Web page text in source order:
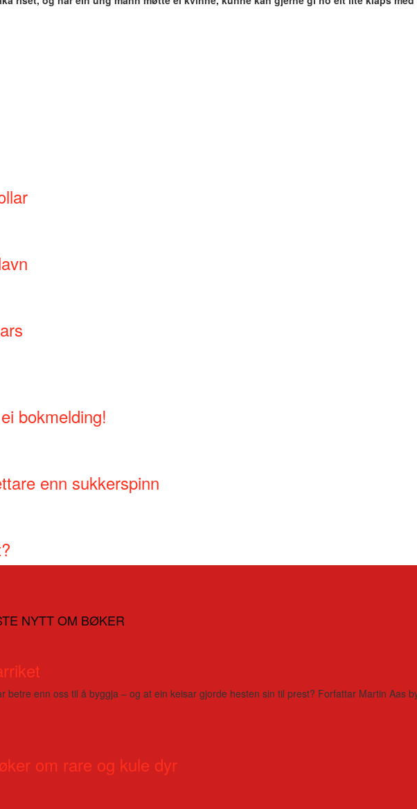
bokmelding!
enn sukkerspinn
NYTT OM BØKER
betre enn oss til å byggja – og at ein keisar gjorde hesten sin til prest? Forfattar Martin Aas
om rare og kule dyr